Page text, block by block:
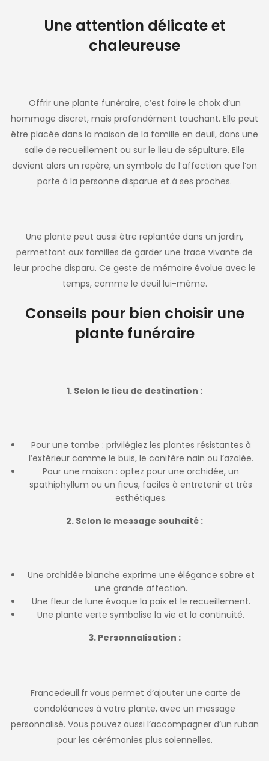
Une attention délicate et
chaleureuse
Offrir une plante funéraire, c’est faire le choix d’un
hommage discret, mais profondément touchant. Elle peut
être placée dans la maison de la famille en deuil, dans une
salle de recueillement ou sur le lieu de sépulture. Elle
devient alors un repère, un symbole de l’affection que l’on
porte à la personne disparue et à ses proches.
Une plante peut aussi être replantée dans un jardin,
permettant aux familles de garder une trace vivante de
leur proche disparu. Ce geste de mémoire évolue avec le
temps, comme le deuil lui-même.
Conseils pour bien choisir une
plante funéraire
1. Selon le lieu de destination :
Pour une tombe : privilégiez les plantes résistantes à
l’extérieur comme le buis, le conifère nain ou l’azalée.
Pour une maison : optez pour une orchidée, un
spathiphyllum ou un ficus, faciles à entretenir et très
esthétiques.
2. Selon le message souhaité :
Une orchidée blanche exprime une élégance sobre et
une grande affection.
Une fleur de lune évoque la paix et le recueillement.
Une plante verte symbolise la vie et la continuité.
3. Personnalisation :
Francedeuil.fr vous permet d’ajouter une carte de
condoléances à votre plante, avec un message
personnalisé. Vous pouvez aussi l’accompagner d’un ruban
pour les cérémonies plus solennelles.